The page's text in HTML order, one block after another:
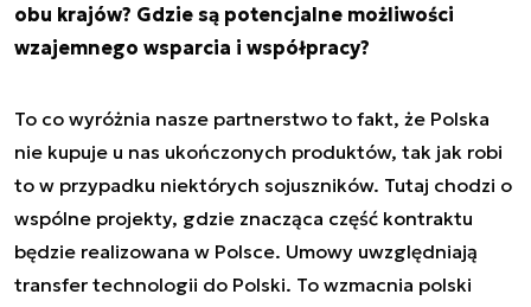
obu krajów? Gdzie są potencjalne możliwości
wzajemnego wsparcia i współpracy?
To co wyróżnia nasze partnerstwo to fakt, że Polska
nie kupuje u nas ukończonych produktów, tak jak robi
to w przypadku niektórych sojuszników. Tutaj chodzi o
wspólne projekty, gdzie znacząca część kontraktu
będzie realizowana w Polsce. Umowy uwzględniają
transfer technologii do Polski. To wzmacnia polski